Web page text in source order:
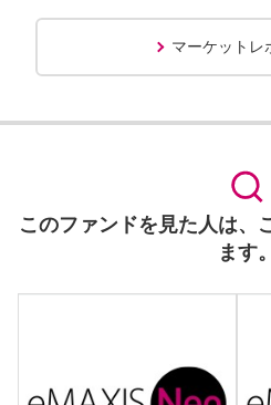
マーケットレ
このファンドを見た人は、
ます。